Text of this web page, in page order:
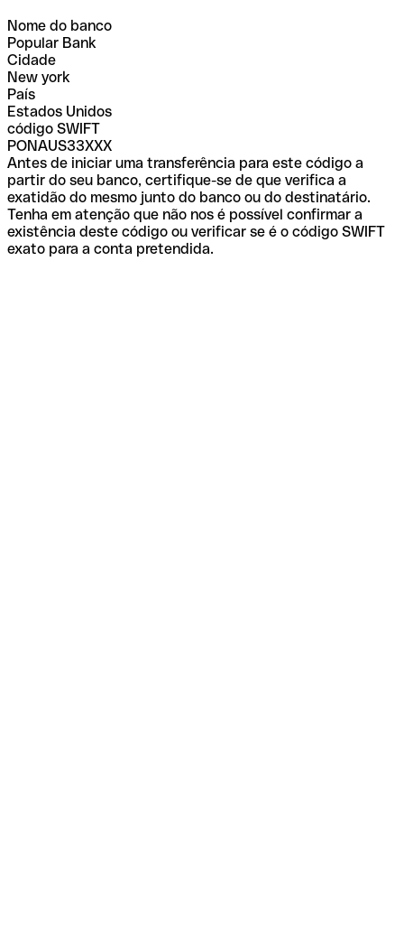
Nome do banco
Popular Bank
Cidade
New york
País
Estados Unidos
código SWIFT
PONAUS33XXX
Antes de iniciar uma transferência para este código a
partir do seu banco, certifique-se de que verifica a
exatidão do mesmo junto do banco ou do destinatário.
Tenha em atenção que não nos é possível confirmar a
existência deste código ou verificar se é o código SWIFT
exato para a conta pretendida.